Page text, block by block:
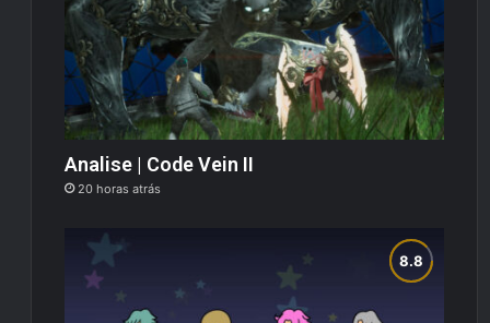
Analise | Code Vein II
20 horas atrás